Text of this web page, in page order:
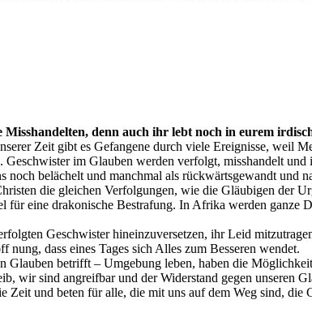
denn auch ihr lebt noch in eurem
Zeit gibt es Gefangene durch viele Ereignisse, weil
im Glauben werden verfolgt, misshandelt
belächelt und manchmal als rückwärtsgewandt und
die gleichen Verfolgungen, wie die Gläubigen der
eine drakonische Bestrafung. In Afrika werden ganze
Geschwister hineinzuversetzen, ihr Leid
dass eines Tages sich Alles zum Besseren wendet.
Glauben betrifft – Umgebung leben, haben die
wir sind angreifbar und der Widerstand gegen unseren
und beten für alle, die mit uns auf dem Weg sind, die